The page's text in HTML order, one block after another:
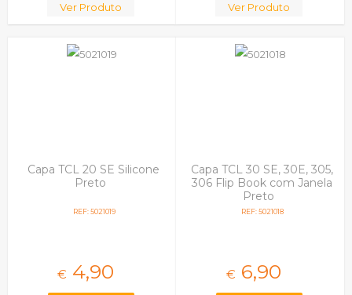
Ver Produto Ver Produto
Capa TCL 20 SE Silicone
Preto
REF: 5021019
€ 4,90
Capa TCL 30 SE, 30E, 305,
306 Flip Book com Janela
Preto
REF: 5021018
€ 6,90